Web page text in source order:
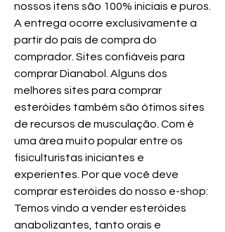
nossos itens são 100% iniciais e puros.
A entrega ocorre exclusivamente a
partir do país de compra do
comprador. Sites confiáveis para
comprar Dianabol. Alguns dos
melhores sites para comprar
esteróides também são ótimos sites
de recursos de musculação. Com é
uma área muito popular entre os
fisiculturistas iniciantes e
experientes. Por que você deve
comprar esteróides do nosso e-shop:
Temos vindo a vender esteróides
anabolizantes, tanto orais e